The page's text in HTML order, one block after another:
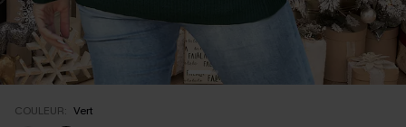
COULEUR: Vert